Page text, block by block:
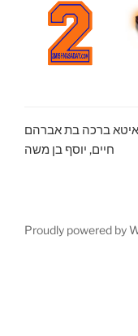
איטא ברכה בת אברהם
חיים, יוסף בן משה
Proudly powered by